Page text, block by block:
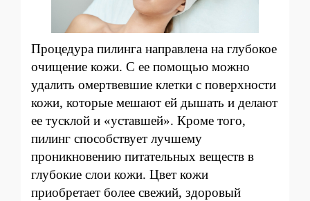
Процедура пилинга направлена на глубокое
очищение кожи. С ее помощью можно
удалить омертвевшие клетки с поверхности
кожи, которые мешают ей дышать и делают
ее тусклой и «уставшей». Кроме того,
пилинг способствует лучшему
проникновению питательных веществ в
глубокие слои кожи. Цвет кожи
приобретает более свежий, здоровый